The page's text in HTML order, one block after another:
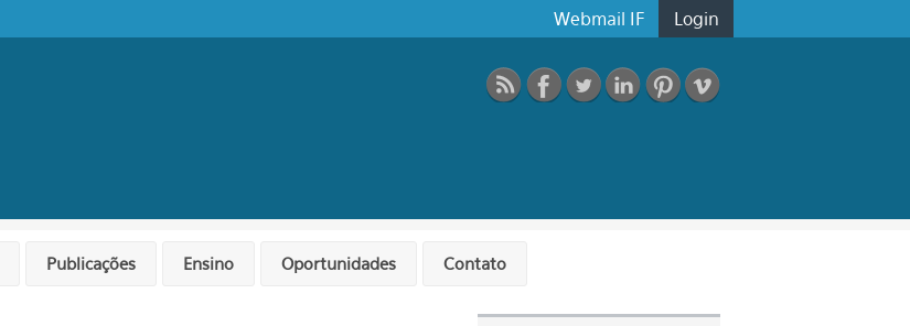
Webmail IF Login
Publicações Ensino Oportunidades Contato